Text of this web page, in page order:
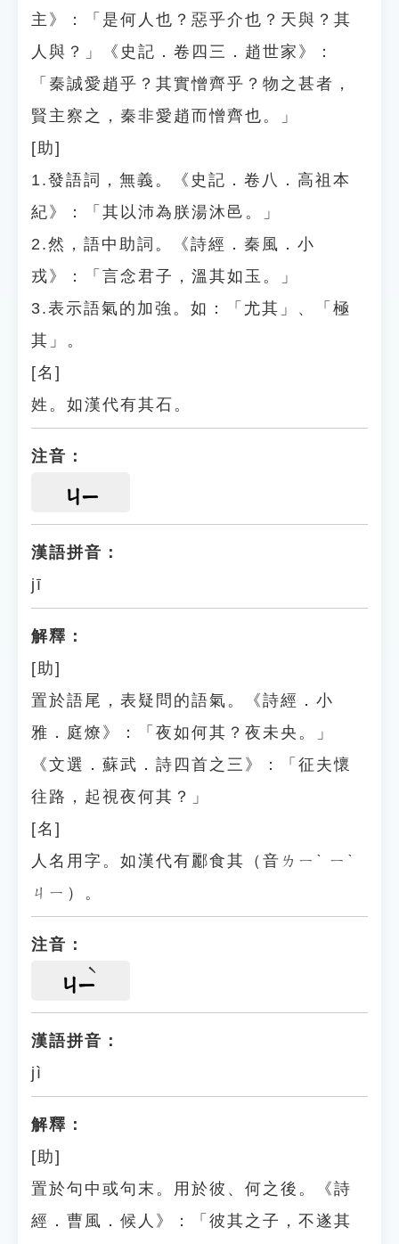
主》：「是何人也？惡乎介也？天與？其
人與？」《史記．卷四三．趙世家》：
「秦誠愛趙乎？其實憎齊乎？物之甚者，
賢主察之，秦非愛趙而憎齊也。」
[助]
1.發語詞，無義。《史記．卷八．高祖本
紀》：「其以沛為朕湯沐邑。」
2.然，語中助詞。《詩經．秦風．小
戎》：「言念君子，溫其如玉。」
3.表示語氣的加強。如：「尤其」、「極
其」。
[名]
姓。如漢代有其石。
注音：
ㄐㄧ
漢語拼音：
jī
解釋：
[助]
置於語尾，表疑問的語氣。《詩經．小
雅．庭燎》：「夜如何其？夜未央。」
《文選．蘇武．詩四首之三》：「征夫懷
往路，起視夜何其？」
[名]
人名用字。如漢代有酈食其（音ㄌㄧˋ ㄧˋ
ㄐㄧ）。
注音：
ㄐㄧ
漢語拼音：
jì
解釋：
[助]
置於句中或句末。用於彼、何之後。《詩
經．曹風．候人》：「彼其之子，不遂其